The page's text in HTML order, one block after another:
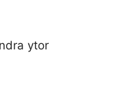
ytor